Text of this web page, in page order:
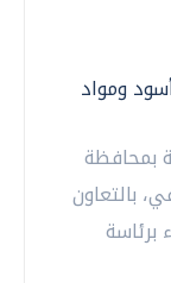
طن عسل أسود ومواد
بمحافظة
بالتعاون
برئاسة